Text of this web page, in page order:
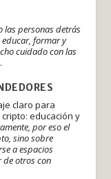
las personas detrás
educar, formar y
cuidado con las
claro para
educación y
por eso el
sino sobre
a espacios
de otros con